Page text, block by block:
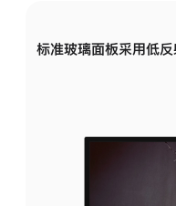
标准玻璃面板采用低